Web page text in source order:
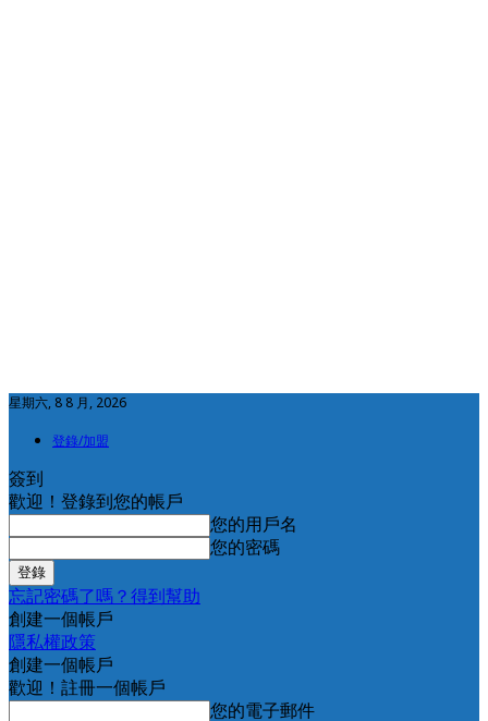
星期六, 8 8 月, 2026
登錄/加盟
簽到
歡迎！登錄到您的帳戶
您的用戶名
您的密碼
忘記密碼了嗎？得到幫助
創建一個帳戶
隱私權政策
創建一個帳戶
歡迎！註冊一個帳戶
您的電子郵件